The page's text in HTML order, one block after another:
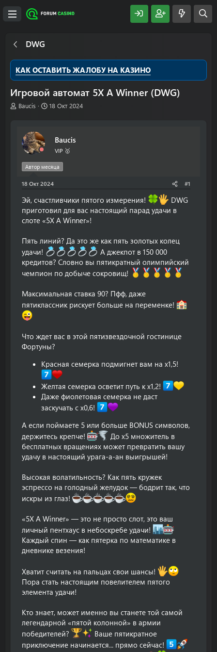
DWG
КАК ОСТАВИТЬ ЖАЛОБУ НА КАЗИНО
Игровой автомат 5X A Winner (DWG)
А
Baucis
Д
а
а
18 Окт 2024
Baucis
VIP 🥇
Автор месяца
18 Окт 2024 #1
Эй, счастливчики пятого измерения!
DWG
приготовил для вас настоящий парад удачи в
слоте «5X A Winner»!
Пять линий? Да это же как пять золотых колец
удачи!
А джекпот в 150 000
кредитов? Словно вы пятикратный олимпийский
чемпион по добыче сокровищ!
Максимальная ставка 90? Пфф, даже
пятиклассник рискует больше на переменке!
Что ждет вас в этой пятизвездочной гостинице
Фортуны?
Красная семерка подмигнет вам на х1,5!
Желтая семерка осветит путь к х1,2!
Даже фиолетовая семерка не даст
заскучать с х0,6!
А если поймаете 5 или больше BONUS символов,
держитесь крепче!
До х5 множитель в
бесплатных вращениях может превратить вашу
удачу в настоящий урага-а-ан выигрышей!
Высокая волатильность? Как пять кружек
эспрессо на голодный желудок — бодрит так, что
искры из глаз!
«5X A Winner» — это не просто слот, это ваш
личный пентхаус в небоскребе удачи!
Каждый спин — как пятерка по математике в
дневнике везения!
Хватит считать на пальцах свои шансы!
Пора стать настоящим повелителем пятого
элемента удачи!
Кто знает, может именно вы станете той самой
легендарной «пятой колонной» в армии
победителей?
Ваше пятикратное
приключение начинается... прямо сейчас!